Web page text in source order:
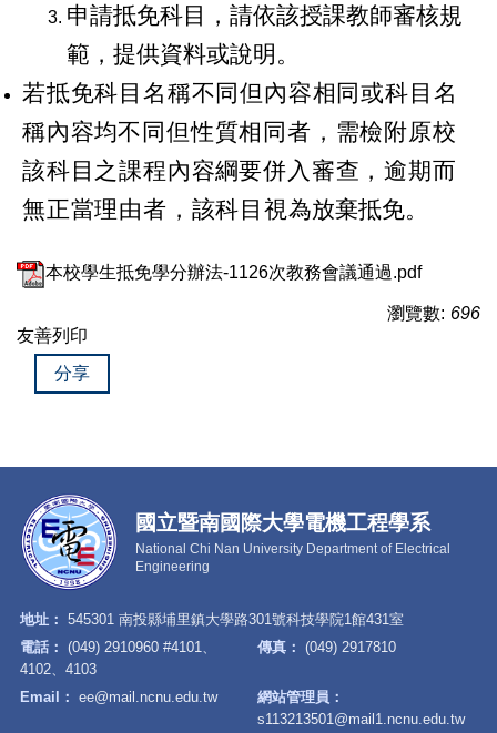
申請抵免科目，請依該授課教師審核規
範，提供資料或說明。
若抵免科目名稱不同但內容相同或科目名
稱內容均不同但性質相同者，需檢附原校
該科目之課程內容綱要併入審查，逾期而
無正當理由者，該科目視為放棄抵免。
本校學生抵免學分辦法-1126次教務會議通過.pdf
瀏覽數: 696
友善列印
分享
國立暨南國際大學電機工程學系
National Chi Nan University Department of Electrical
Engineering
地址： 545301 南投縣埔里鎮大學路301號科技學院1館431室
電話： (049) 2910960 #4101、
4102、4103
傳真： (049) 2917810
Email： ee@mail.ncnu.edu.tw
網站管理員：
s113213501@mail1.ncnu.edu.tw